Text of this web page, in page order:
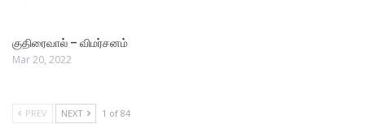
குதிரைவால் – விமர்சனம்
Mar 20, 2022
PREV NEXT 1 of 84